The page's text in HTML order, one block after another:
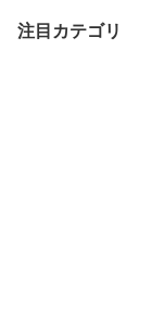
注目カテゴリ